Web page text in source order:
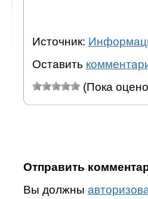
Источник:
Оставить
(Пока
Отправить
Вы должны